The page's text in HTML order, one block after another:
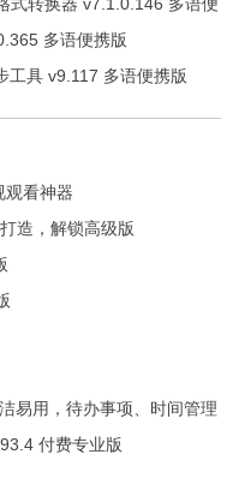
多语便携版
工具 v9.117 多语便携版
观看神器
造，解锁高级版
易用，待办事项、时间管理
付费专业版